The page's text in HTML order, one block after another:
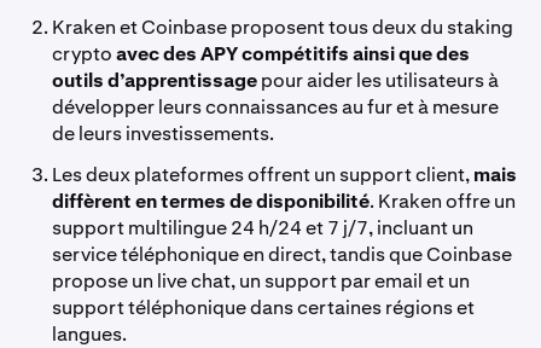
Kraken et Coinbase proposent tous deux du staking
cryptoavec des APY compétitifs ainsi que des
outils d’apprentissagepour aider les utilisateurs à
développer leurs connaissances au fur et à mesure
de leurs investissements.
Les deux plateformes offrent un support client,mais
diffèrent en termes de disponibilité. Kraken offre un
support multilingue 24 h/24 et 7 j/7, incluant un
service téléphonique en direct, tandis que Coinbase
propose un live chat, un support par email et un
support téléphonique dans certaines régions et
langues.